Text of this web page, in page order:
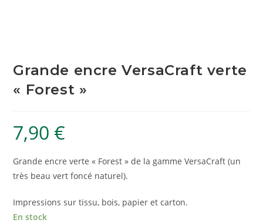
Grande encre VersaCraft verte
« Forest »
7,90 €
Grande encre verte « Forest » de la gamme VersaCraft (un
très beau vert foncé naturel).
Impressions sur tissu, bois, papier et carton.
En stock